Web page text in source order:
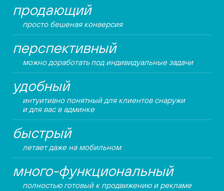
продающий
просто бешеная конверсия
перспективный
можно доработать под индивидуальные задачи
удобный
интуитивно понятный для клиентов снаружи
и для вас в админке
быстрый
летает даже на мобильном
много-функциональный
полностью готовый к продвижению и рекламе